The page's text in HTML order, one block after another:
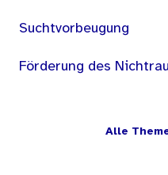
Suchtvorbeugung
Förderung des
Alle